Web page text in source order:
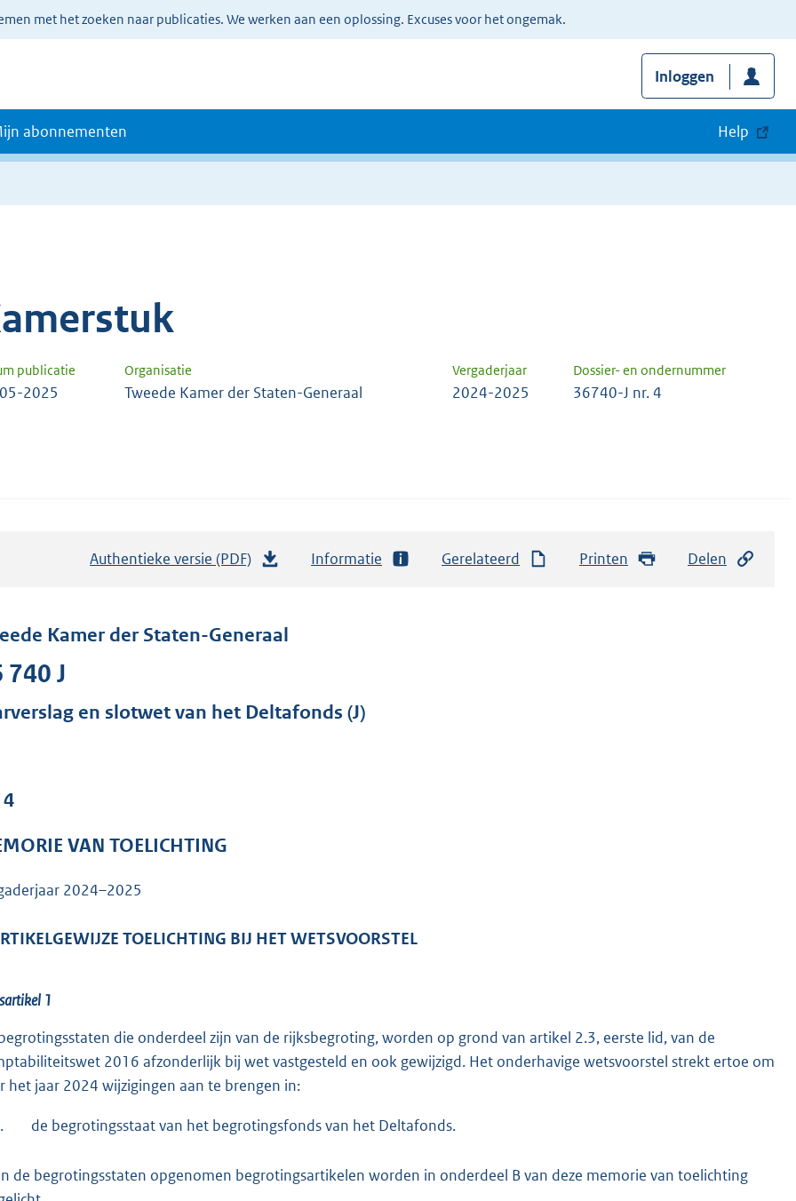
met het zoeken naar publicaties. We werken aan een oplossing. Excuses voor het ongemak.
Inloggen
abonnementen Help
publicatie Organisatie Vergaderjaar Dossier- en ondernummer
2025 Tweede Kamer der Staten-Generaal 2024-2025 36740-J nr. 4
Authentieke versie (PDF)
t
d
5
b
Informatie Gerelateerd Printen Delen
Kamer der Staten-Generaal
740 J
en slotwet van het Deltafonds (J)
4
VAN TOELICHTING
2024–2025
TOELICHTING BIJ HET WETSVOORSTEL
1
die onderdeel zijn van de rijksbegroting, worden op grond van artikel 2.3, eerste lid, van de
2016 afzonderlijk bij wet vastgesteld en ook gewijzigd. Het onderhavige wetsvoorstel strekt ertoe om
het jaar 2024 wijzigingen aan te brengen in:
de begrotingsstaat van het begrotingsfonds van het Deltafonds.
de begrotingsstaten opgenomen begrotingsartikelen worden in onderdeel B van deze memorie van toelichting